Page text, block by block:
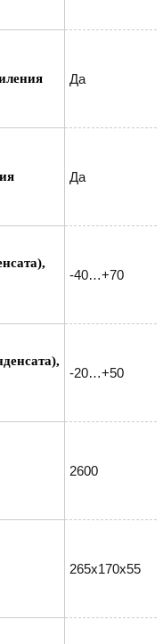
Да
Да
-40…+70
-20…+50
2600
265х170х55